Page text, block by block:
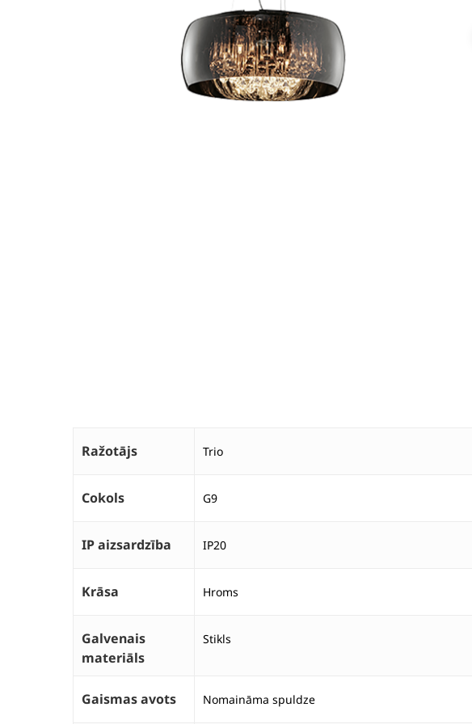
Ražotājs Trio
Cokols G9
IP aizsardzība IP20
Krāsa Hroms
Galvenais
materiāls
Stikls
Gaismas avots Nomaināma spuldze